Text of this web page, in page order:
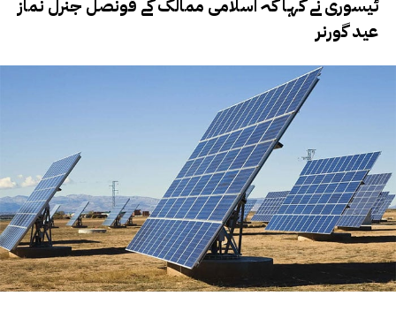
ٹیسوری نے کہا کہ اسلامی ممالک کے قونصل جنرل نماز
عید گورنر